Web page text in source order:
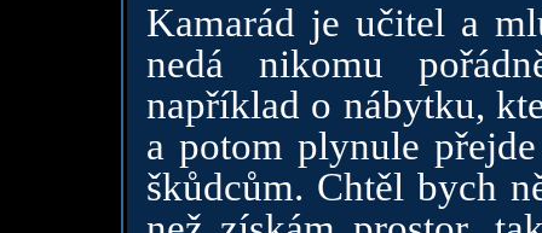
Kamarád je učitel a
nedá nikomu
například o nábytku,
a potom plynule
škůdcům. Chtěl bych